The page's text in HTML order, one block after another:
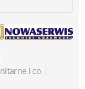
i co |